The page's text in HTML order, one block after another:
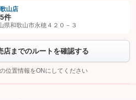
を友だち追加してから「許可する」ボタンを押
ンをタップして問い合わせを
こちら
山店
件
県和歌山市永穂４２０－３
店までのルートを確認する
位置情報をONにしてください